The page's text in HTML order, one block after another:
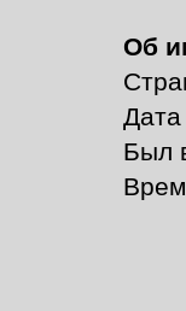
Об
Был